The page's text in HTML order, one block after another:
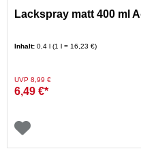
Lackspray matt 400 ml
Inhalt: 0,4 l (1 l = 16,23 €)
Preis reduziert von
UVP 8,99 €auf
6,49 €*